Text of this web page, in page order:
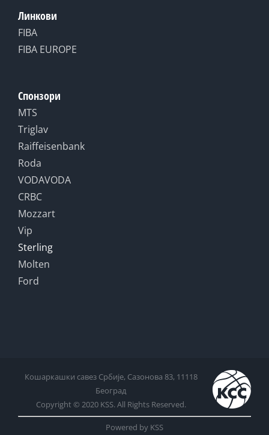
Линкови
FIBA
FIBA EUROPE
Спонзори
MTS
Triglav
Raiffeisenbank
Roda
VODAVODA
CRBC
Mozzart
Vip
Sterling
Molten
Ford
Кошаркашки савез Србије, Сазонова 83, 11118
Београд
Copyright © 2020 KSS. All Rights Reserved.
Powered by KSS